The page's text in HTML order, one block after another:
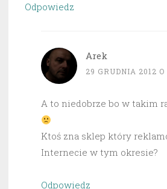
Odpowiedz
Arek
29 GRUDNIA 2012 O
A to niedobrze bo w takim
Ktoś zna sklep który
Internecie w tym okresie?
Odpowiedz